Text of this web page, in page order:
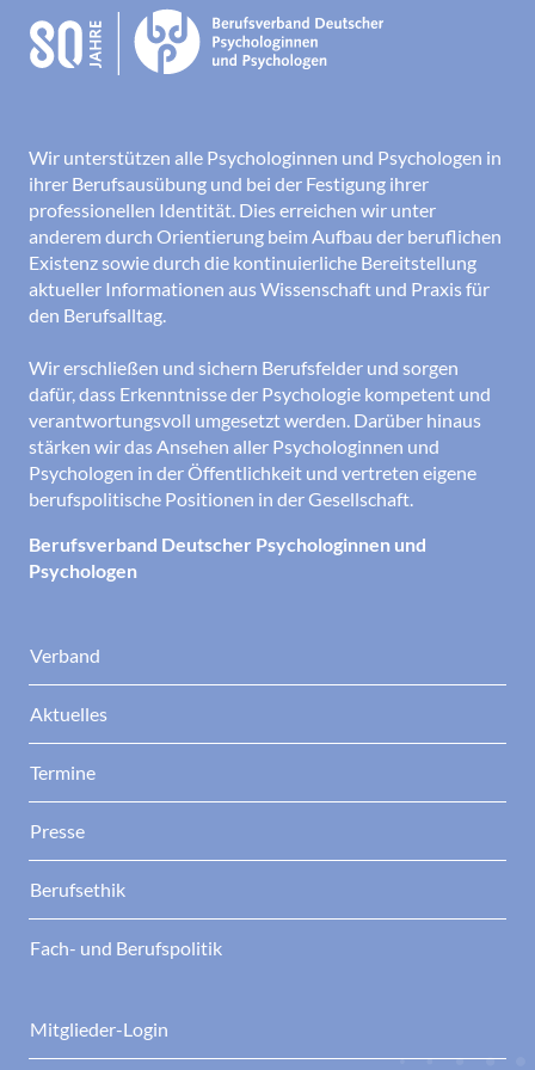
Wir unterstützen alle Psychologinnen und Psychologen in
ihrer Berufsausübung und bei der Festigung ihrer
professionellen Identität. Dies erreichen wir unter
anderem durch Orientierung beim Aufbau der beruflichen
Existenz sowie durch die kontinuierliche Bereitstellung
aktueller Informationen aus Wissenschaft und Praxis für
den Berufsalltag.
Wir erschließen und sichern Berufsfelder und sorgen
dafür, dass Erkenntnisse der Psychologie kompetent und
verantwortungsvoll umgesetzt werden. Darüber hinaus
stärken wir das Ansehen aller Psychologinnen und
Psychologen in der Öffentlichkeit und vertreten eigene
berufspolitische Positionen in der Gesellschaft.
Berufsverband Deutscher Psychologinnen und
Psychologen
Verband
Aktuelles
Termine
Presse
Berufsethik
Fach- und Berufspolitik
Mitglieder-Login